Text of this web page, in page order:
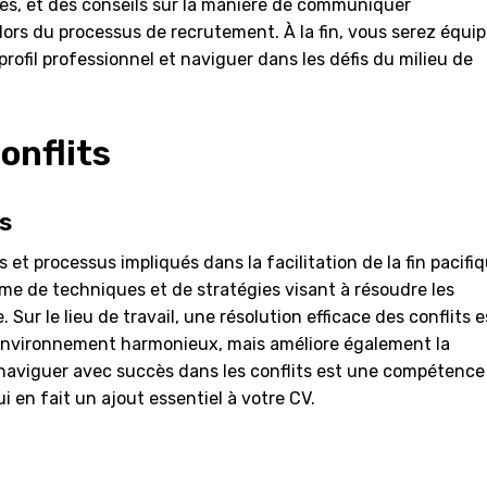
et des conseils sur la manière de communiquer
du processus de recrutement. À la fin, vous serez
professionnel et naviguer dans les défis du milieu de
processus impliqués dans la facilitation de la fin
de techniques et de stratégies visant à résoudre les
le lieu de travail, une résolution efficace des conflits
harmonieux, mais améliore également la
avec succès dans les conflits est une compétence
en fait un ajout essentiel à votre CV.